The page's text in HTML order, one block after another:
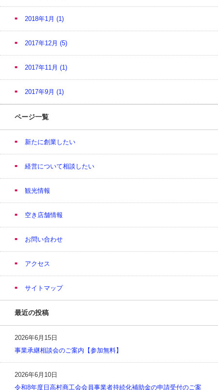
2018年1月 (1)
2017年12月 (5)
2017年11月 (1)
2017年9月 (1)
ページ一覧
新たに創業したい
経営について相談したい
観光情報
空き店舗情報
お問い合わせ
アクセス
サイトマップ
最近の投稿
2026年6月15日
事業承継相談会のご案内【参加無料】
2026年6月10日
令和8年度日高村商工会会員事業者持続化補助金の申請受付のご案